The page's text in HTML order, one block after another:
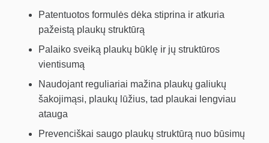
Patentuotos formulės dėka stiprina ir atkuria
pažeistą plaukų struktūrą
Palaiko sveiką plaukų būklę ir jų struktūros
vientisumą
Naudojant reguliariai mažina plaukų galiukų
šakojimąsi, plaukų lūžius, tad plaukai lengviau
atauga
Prevenciškai saugo plaukų struktūrą nuo būsimų